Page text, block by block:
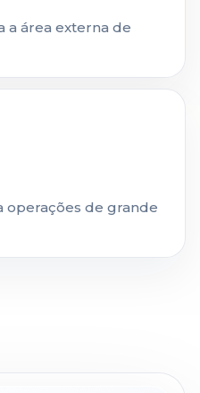
a área externa de
operações de grande